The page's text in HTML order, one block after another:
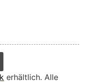
erhältlich. Alle